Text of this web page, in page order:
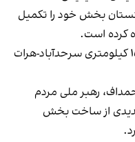
بخش خود را تکمیل
در سپتامبر ۲۰۲۴، ساخت بخش ۱۵۳ کیلومتری سرحدآباد-هرات
محمداف، رهبر ملی مردم
از ساخت بخش